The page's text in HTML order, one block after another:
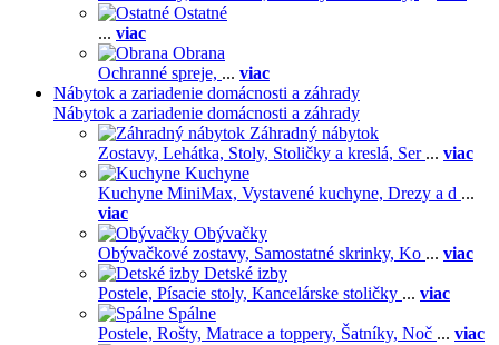
Ostatné
... viac
Obrana
Ochranné spreje, ... viac
Nábytok a zariadenie domácnosti a záhrady
Nábytok a zariadenie domácnosti a záhrady
Záhradný nábytok
Zostavy, Lehátka, Stoly, Stoličky a kreslá, Ser ... viac
Kuchyne
Kuchyne MiniMax, Vystavené kuchyne, Drezy a d ...
viac
Obývačky
Obývačkové zostavy, Samostatné skrinky, Ko ... viac
Detské izby
Postele, Písacie stoly, Kancelárske stoličky ... viac
Spálne
Postele, Rošty, Matrace a toppery, Šatníky, Noč ... viac